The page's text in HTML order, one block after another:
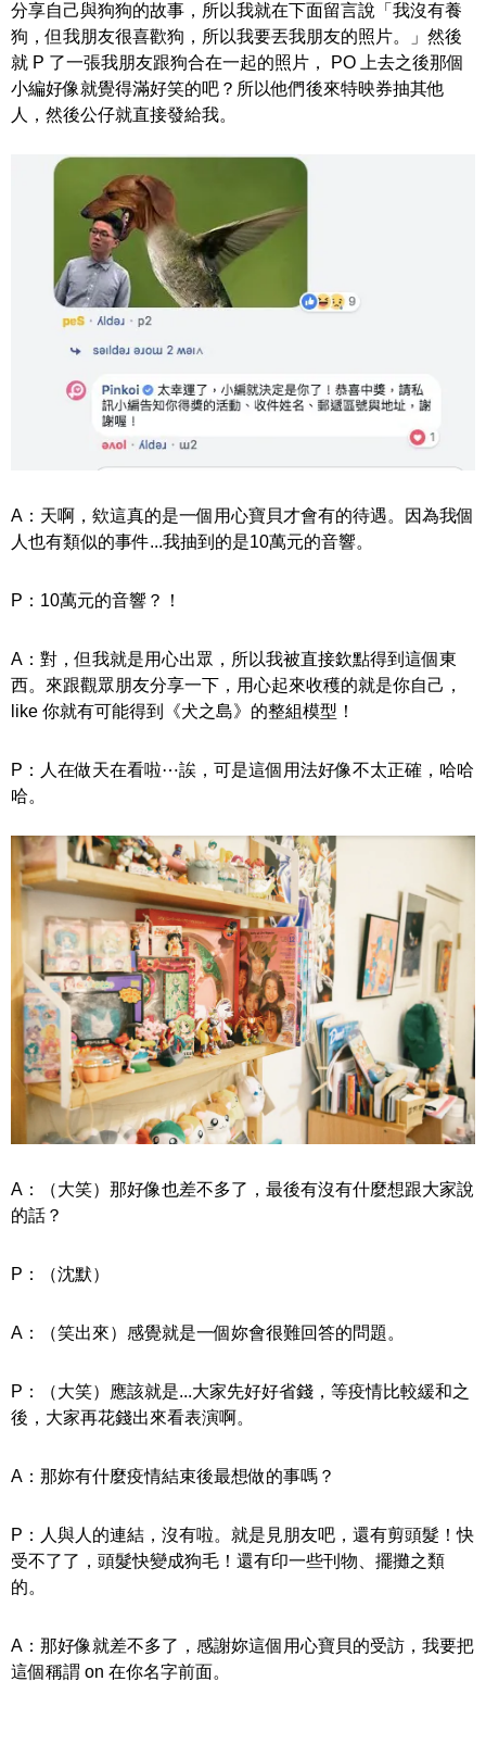
分享自己與狗狗的故事，所以我就在下面留言說 「我沒有養
狗，但我朋友很喜歡狗，所以我要丟我朋友的照片。」然後
就 P 了一張我朋友跟狗合在一起的照片， PO 上去之後那個
小編好像就覺得滿好笑的吧？所以他們後來特映券抽其他
人，然後公仔就直接發給我。
A：天啊，欸這真的是一個用心寶貝才會有的待遇。因為我個
人也有類似的事件...我抽到的是10萬元的音響。
P：10萬元的音響？！
A：對，但我就是用心出眾，所以我被直接欽點得到這個東
西。來跟觀眾朋友分享一下，用心起來收穫的就是你自己，
like 你就有可能得到《犬之島》的整組模型！
P：人在做天在看啦⋯誒，可是這個用法好像不太正確，哈哈
哈。
A：（大笑）那好像也差不多了，最後有沒有什麼想跟大家說
的話？
P：（沈默）
A：（笑出來）感覺就是一個妳會很難回答的問題。
P：（大笑）應該就是...大家先好好省錢，等疫情比較緩和之
後，大家再花錢出來看表演啊。
A：那妳有什麼疫情結束後最想做的事嗎？
P：人與人的連結，沒有啦。就是見朋友吧，還有剪頭髮！快
受不了了，頭髮快變成狗毛！還有印一些刊物、擺攤之類
的。
A：那好像就差不多了，感謝妳這個用心寶貝的受訪，我要把
這個稱謂 on 在你名字前面。